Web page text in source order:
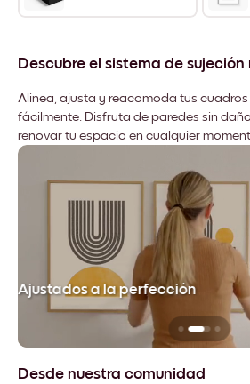
Descubre el sistema de
Alinea, ajusta y reacomoda tus
fácilmente. Disfruta de paredes sin
renovar tu espacio en cualquier
Ajustados a la perfección
Desde nuestra comunidad